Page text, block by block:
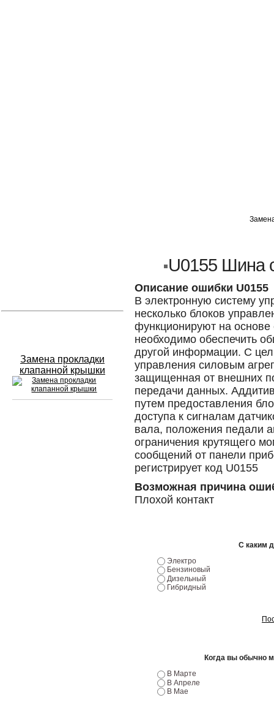
Замена прокладки
клапанной крышки
U0155 Шина
Описание ошибки U0155
В электронную систему
несколько блоков
функционируют на основе
необходимо обеспечить
другой информации. С
управления силовым
защищенная от внешних
передачи данных.
путем предоставления
доступа к сигналам
вала, положения педали
ограничения крутящего
сообщений от панели
регистрирует код U0155
Возможная причина
Плохой контакт
С каким
Электро
Бензиновый
Дизельный
Гибридный
Когда вы обычно
В Марте
В Апреле
В Мае